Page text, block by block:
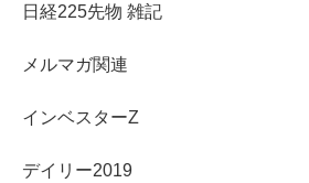
日経225先物 雑記
メルマガ関連
インベスターZ
デイリー2019